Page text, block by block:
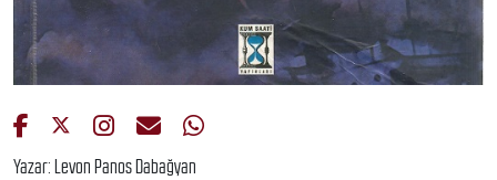
Yazar: Levon Panos Dabağyan